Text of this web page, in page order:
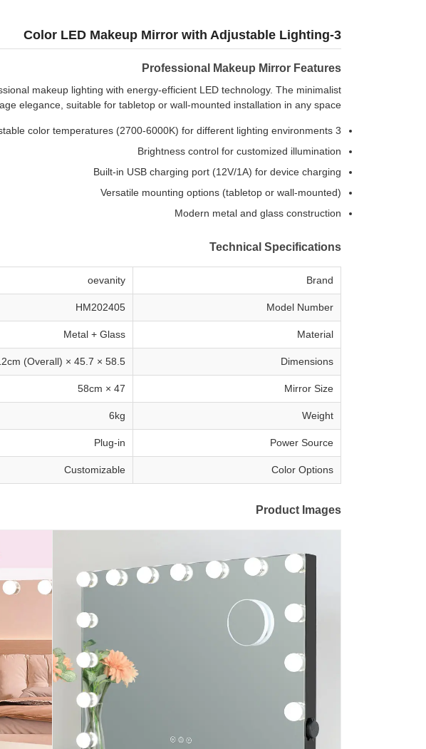
3-Color LED Makeup Mirror with Adjustable Lighting
Professional Makeup Mirror Features
makeup lighting with energy-efficient LED technology. The minimalist
elegance, suitable for tabletop or wall-mounted installation in any space.
3 adjustable color temperatures (2700-6000K) for different lighting environments
Brightness control for customized illumination
Built-in USB charging port (12V/1A) for device charging
Versatile mounting options (tabletop or wall-mounted)
Modern metal and glass construction
Technical Specifications
Brand
oevanity
Model Number
HM202405
Material
Metal + Glass
Dimensions
58.5 × 45.7 × 12cm (Overall)
Mirror Size
47 × 58cm
Weight
6kg
Power Source
Plug-in
Color Options
Customizable
Product Images